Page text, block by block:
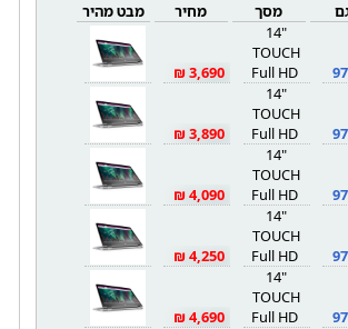
מסך מחיר מבט מהיר
14"
TOUCH
Full HD
3,690 ₪
14"
TOUCH
Full HD
3,890 ₪
14"
TOUCH
Full HD
4,090 ₪
14"
TOUCH
Full HD
4,250 ₪
14"
TOUCH
Full HD
4,690 ₪